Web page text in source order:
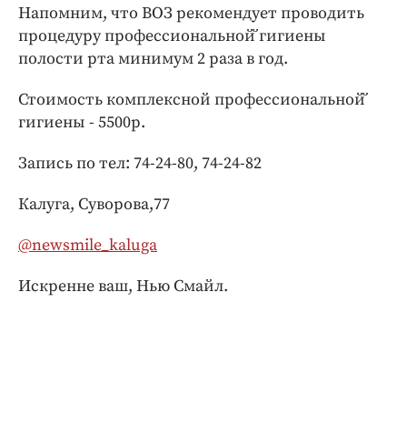
Напомним, что ВОЗ рекомендует проводить
процедуру профессиональной̆ гигиены
полости рта минимум 2 раза в год.
Стоимость комплексной профессиональной̆
гигиены - 5500р.
Запись по тел: 74-24-80, 74-24-82
Калуга, Суворова,77
@newsmile_kaluga
Искренне ваш, Нью Смайл.